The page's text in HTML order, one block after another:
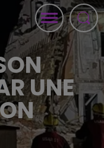
UNE